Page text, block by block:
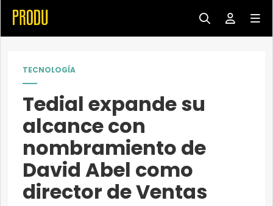
TECNOLOGÍA
Tedial expande su
alcance con
nombramiento de
David Abel como
director de Ventas